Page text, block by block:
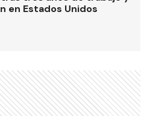
en Estados Unidos